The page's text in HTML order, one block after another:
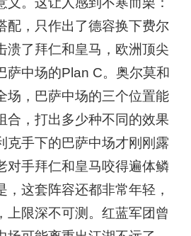
配，只作出了德容换下费尔
溃了拜仁和皇马，欧洲顶尖
萨中场的Plan C。奥尔莫和
场，巴萨中场的三个位置能
合，打出多少种不同的效果
克手下的巴萨中场才刚刚露
对手拜仁和皇马咬得遍体鳞
，这套阵容还都非常年轻，
上限深不可测。红蓝军团曾